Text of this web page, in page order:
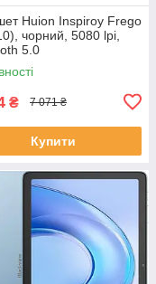
Huion Inspiroy Frego
чорний, 5080 lpi,
5.0
₴ 7 071 ₴
Купити